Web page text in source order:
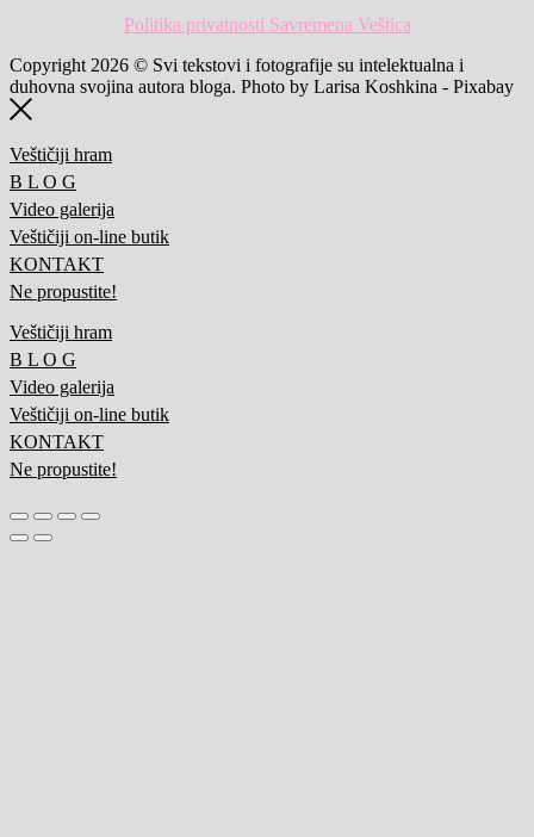
Politika privatnosti Savremena Veštica
Copyright 2026 © Svi tekstovi i fotografije su intelektualna i
duhovna svojina autora bloga. Photo by Larisa Koshkina - Pixabay
Veštičiji hram
B L O G
Video galerija
Veštičiji on-line butik
KONTAKT
Ne propustite!
Veštičiji hram
B L O G
Video galerija
Veštičiji on-line butik
KONTAKT
Ne propustite!